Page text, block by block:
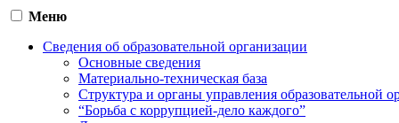
Меню
Сведения об образовательной организации
Основные сведения
Материально-техническая база
Структура и органы управления образовательной
“Борьба с коррупцией-дело каждого”